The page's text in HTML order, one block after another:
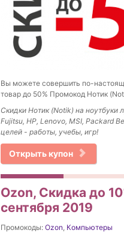
Вы можете совершить по-
товар до 50% Промокод Нотик
Скидки Нотик (Notik) на ноутбуки
Fujitsu, HP, Lenovo, MSI, Packard
целей - работы, учебы, игр!
Открыть купон
Ozon, Скидка до
сентября 2019
Промокоды: Ozon, Компьютеры